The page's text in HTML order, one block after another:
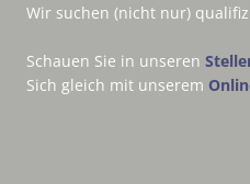
Wir suchen (nicht nur)
Schauen Sie in unseren
Sich gleich mit unserem